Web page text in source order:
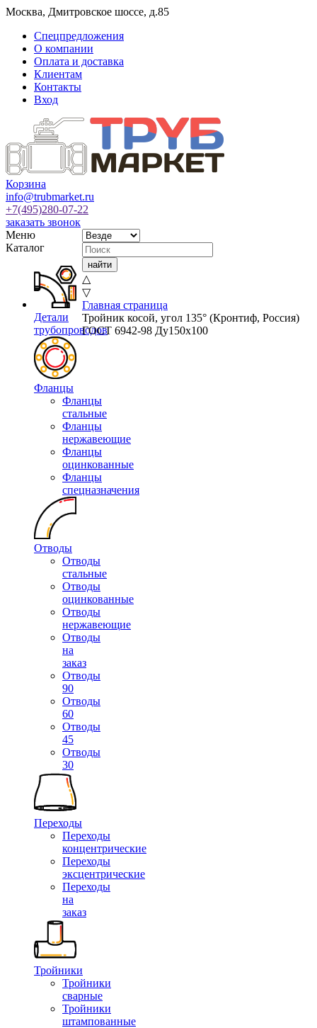
Москва, Дмитровское шоссе, д.85
Спецпредложения
О компании
Оплата и доставка
Клиентам
Контакты
Вход
Корзина
info@trubmarket.ru
+7(495)280-07-22
заказать звонок
Меню
Каталог
Детали
трубопроводов
Фланцы
Фланцы
стальные
Фланцы
нержавеющие
Фланцы
оцинкованные
Фланцы
спецназначения
Отводы
Отводы
стальные
Отводы
оцинкованные
Отводы
нержавеющие
Отводы
на
заказ
Отводы
90
Отводы
60
Отводы
45
Отводы
30
Переходы
Переходы
концентрические
Переходы
эксцентрические
Переходы
на
заказ
Тройники
Тройники
сварные
Тройники
штампованные
△
▽
Главная страница
Тройник косой, угол 135° (Кронтиф, Россия)
ГОСТ 6942-98 Ду150х100